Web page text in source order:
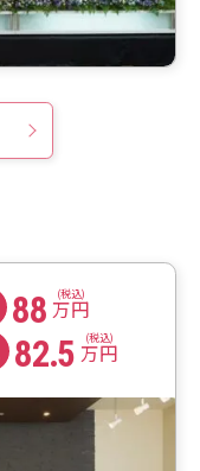
88 (税込)
万円
82.5 (税込)
万円